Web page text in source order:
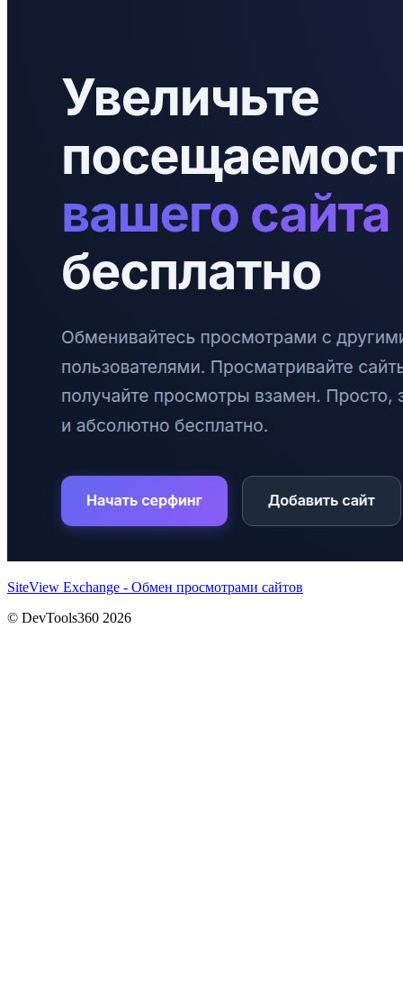
SiteView Exchange - Обмен просмотрами сайтов
© DevTools360 2026